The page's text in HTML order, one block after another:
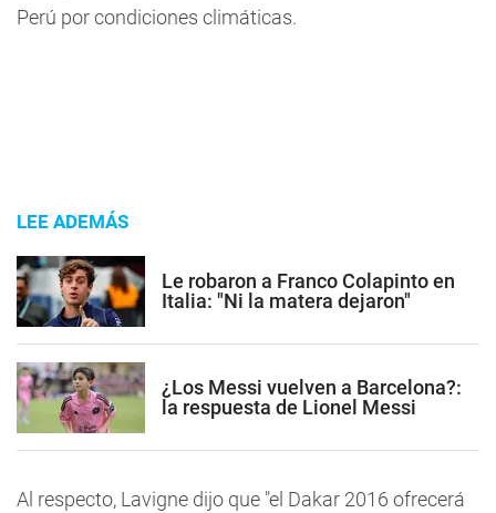
Perú por condiciones climáticas.
LEE ADEMÁS
Le robaron a Franco Colapinto en
Italia: "Ni la matera dejaron"
¿Los Messi vuelven a Barcelona?:
la respuesta de Lionel Messi
Al respecto, Lavigne dijo que "el Dakar 2016 ofrecerá